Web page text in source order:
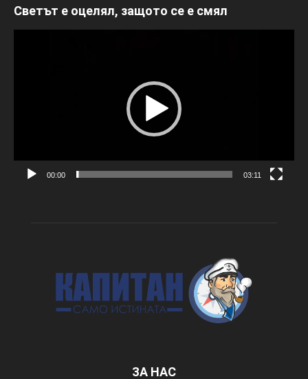
Светът е оцелял, защото се е смял
00:00 03:11
ЗА НАС